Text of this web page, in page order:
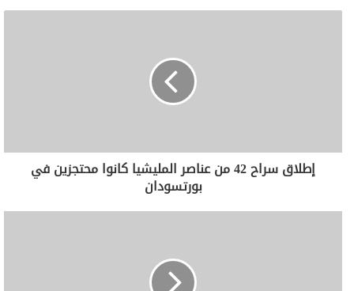
إطلاق سراح 42 من عناصر المليشيا كانوا محتجزين في
بورتسودان